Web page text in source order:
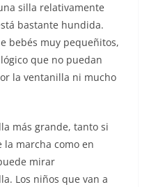
silla relativamente
bastante hundida.
bebés muy pequeñitos,
que no puedan
la ventanilla ni mucho
más grande, tanto si
marcha como en
mirar
Los niños que van a